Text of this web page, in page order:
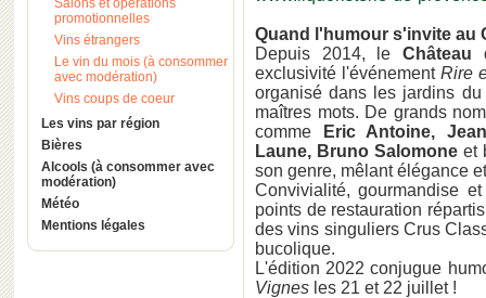
Salons et opérations
promotionnelles
Vins étrangers
Le vin du mois (à consommer
avec modération)
Vins coups de coeur
Les vins par région
Bières
Alcools (à consommer avec
modération)
Météo
Mentions légales
Quand l'humour s'invite au
Depuis 2014, le Château
exclusivité l'événement Rire
organisé dans les jardins
maîtres mots. De grands
comme
Eric Antoine,
Laune, Bruno Salomone et
son genre, mêlant élégance
Convivialité, gourmandise
points de restauration
des vins singuliers Crus
bucolique.
L'édition 2022 conjugue
Vignes les 21 et 22 juillet !